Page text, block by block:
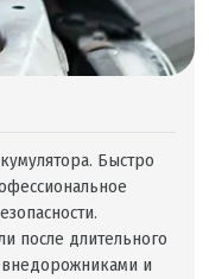
Быстро
после длительного
внедорожниками и